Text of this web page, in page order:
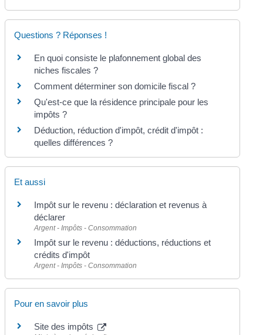
Questions ? Réponses !
En quoi consiste le plafonnement global des
niches fiscales ?
Comment déterminer son domicile fiscal ?
Qu'est-ce que la résidence principale pour les
impôts ?
Déduction, réduction d'impôt, crédit d'impôt :
quelles différences ?
Et aussi
Impôt sur le revenu : déclaration et revenus à
déclarer
Argent - Impôts - Consommation
Impôt sur le revenu : déductions, réductions et
crédits d'impôt
Argent - Impôts - Consommation
Pour en savoir plus
Site des impôts